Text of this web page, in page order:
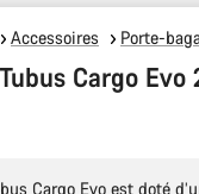
Accessoires Porte-
Cargo Evo
Cargo Evo est doté